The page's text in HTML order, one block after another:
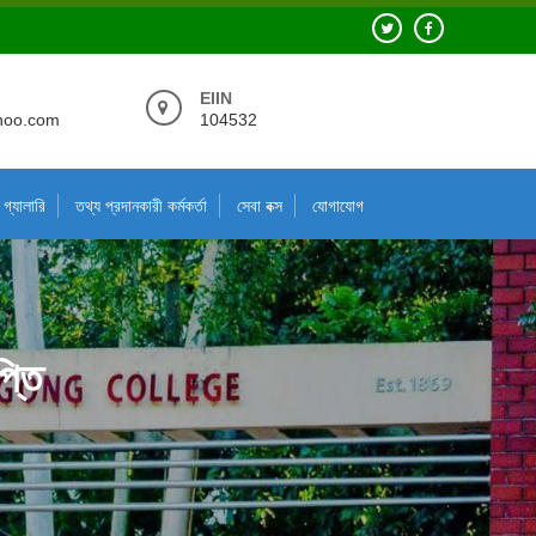
EIIN
104532
গ্যালারি তথ্য প্রদানকারী কর্মকর্তা সেবা বক্স যোগাযোগ